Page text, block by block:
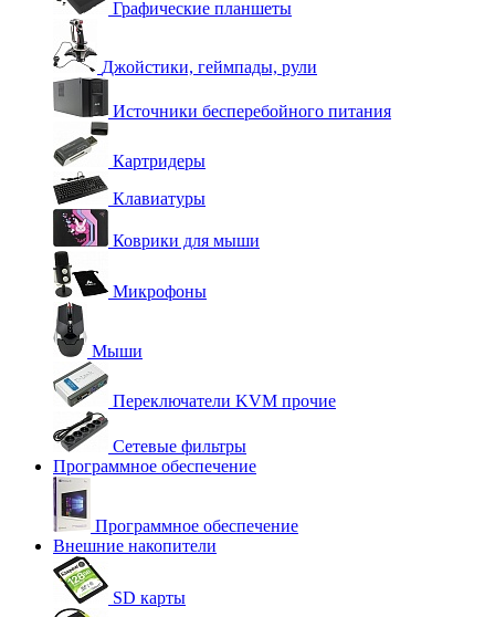
Графические планшеты
Джойстики, геймпады, рули
Источники бесперебойного питания
Картридеры
Клавиатуры
Коврики для мыши
Микрофоны
Мыши
Переключатели KVM прочие
Сетевые фильтры
Программное обеспечение
Программное обеспечение
Внешние накопители
SD карты